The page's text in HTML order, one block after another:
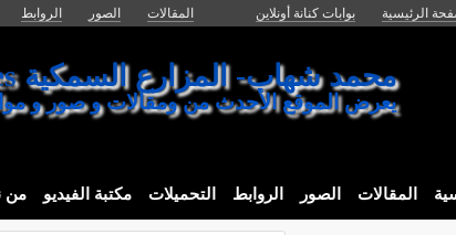
الرئيسية بوابات كنانة أونلاين المقالات الصور الروابط
محمد شهاب- المزارع السمكية Mohamed Shihab -Aquacultures
يعرض الموقع الأحدث من ومقالات و صور و
المقالات الصور الروابط التحميلات مكتبة الفيديو من